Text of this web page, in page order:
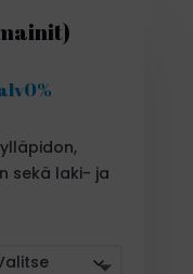
€sekä laki- ja